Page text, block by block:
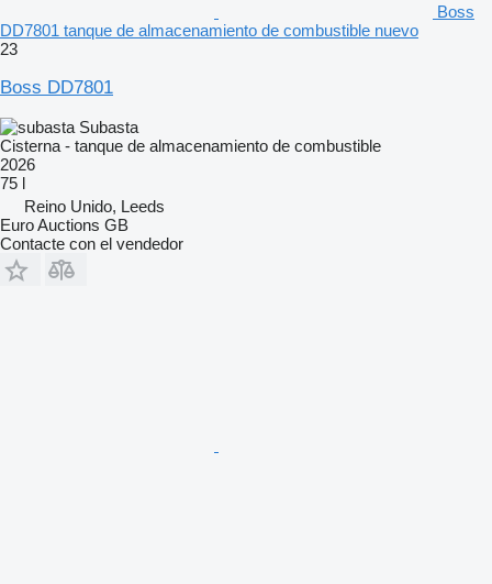
Boss
DD7801 tanque de almacenamiento de combustible nuevo
23
Boss DD7801
Subasta
Cisterna - tanque de almacenamiento de combustible
2026
75 l
Reino Unido, Leeds
Euro Auctions GB
Contacte con el vendedor